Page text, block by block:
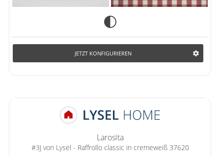
JETZT KONFIGURIEREN
Larosita
#3J von Lysel - Raffrollo classic in cremeweiß 37620